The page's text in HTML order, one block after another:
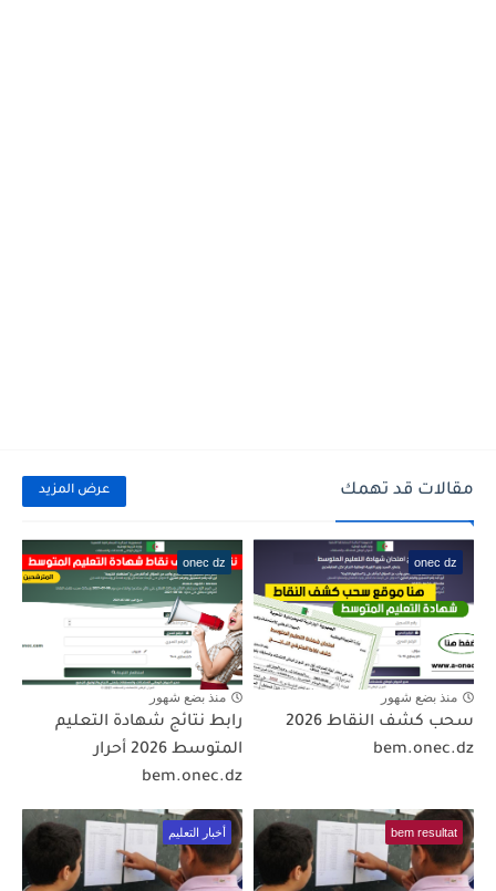
مقالات قد تهمك عرض المزيد
onec dz
منذ بضع شهور
سحب كشف النقاط 2026
bem.onec.dz
onec dz
منذ بضع شهور
رابط نتائج شهادة التعليم
المتوسط 2026 أحرار
bem.onec.dz
bem resultat أخبار التعليم